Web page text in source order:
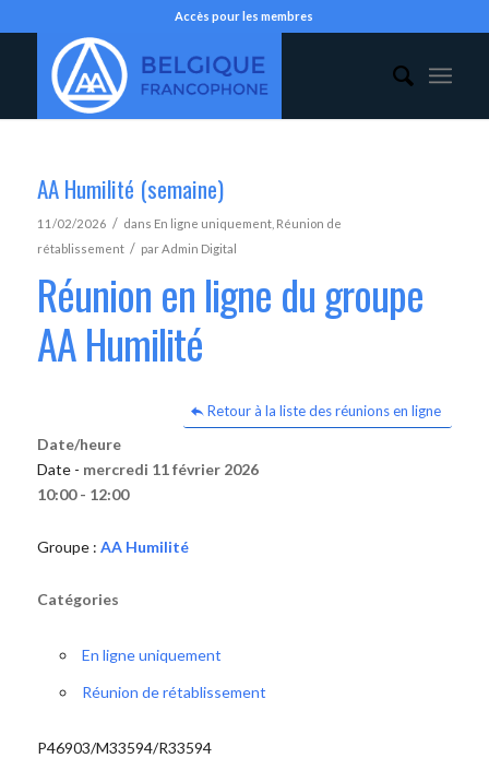
Accès pour les membres
AA Humilité (semaine)
11/02/2026 / dans En ligne uniquement, Réunion de
rétablissement / parAdmin Digital
Réunion en ligne du groupe
AA Humilité
Retour à la liste des réunions en ligne
Date/heure
Date - mercredi 11 février 2026
10:00 - 12:00
Groupe : AA Humilité
Catégories
En ligne uniquement
Réunion de rétablissement
P46903/M33594/R33594